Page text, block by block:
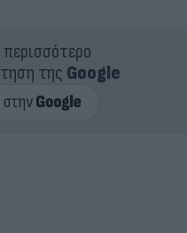
περισσότερο
της Google